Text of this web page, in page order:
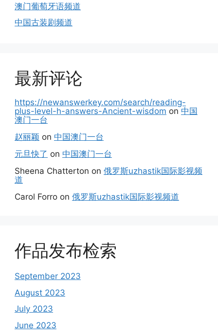
澳门葡萄牙语频道
中国古装剧频道
最新评论
https://newanswerkey.com/search/reading-
plus-level-h-answers-Ancient-wisdom on 中国
澳门一台
赵丽颖 on 中国澳门一台
元旦快了 on 中国澳门一台
Sheena Chatterton on 俄罗斯uzhastik国际影视频
道
Carol Forro on 俄罗斯uzhastik国际影视频道
作品发布检索
September 2023
August 2023
July 2023
June 2023